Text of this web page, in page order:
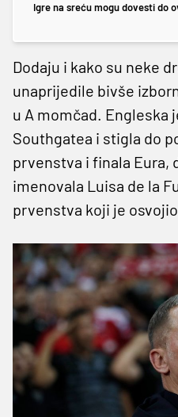
Igre na sreću mogu dovesti do
Dodaju i kako su neke
unaprijedile bivše
u A momčad. Engleska
Southgatea i stigla do
prvenstva i finala Eura,
imenovala Luisa de la
prvenstva koji je osvojio